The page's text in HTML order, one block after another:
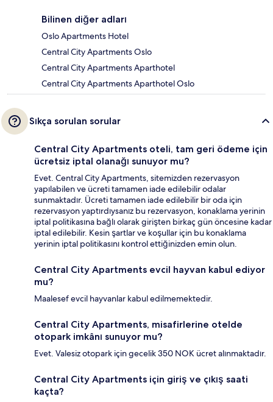
Bilinen diğer adları
Oslo Apartments Hotel
Central City Apartments Oslo
Central City Apartments Aparthotel
Central City Apartments Aparthotel Oslo
Sıkça sorulan sorular
Central City Apartments oteli, tam geri ödeme için
ücretsiz iptal olanağı sunuyor mu?
Evet. Central City Apartments, sitemizden rezervasyon
yapılabilen ve ücreti tamamen iade edilebilir odalar
sunmaktadır. Ücreti tamamen iade edilebilir bir oda için
rezervasyon yaptırdıysanız bu rezervasyon, konaklama yerinin
iptal politikasına bağlı olarak girişten birkaç gün öncesine kadar
iptal edilebilir. Kesin şartlar ve koşullar için bu konaklama
yerinin iptal politikasını kontrol ettiğinizden emin olun.
Central City Apartments evcil hayvan kabul ediyor
mu?
Maalesef evcil hayvanlar kabul edilmemektedir.
Central City Apartments, misafirlerine otelde
otopark imkânı sunuyor mu?
Evet. Valesiz otopark için gecelik 350 NOK ücret alınmaktadır.
Central City Apartments için giriş ve çıkış saati
kaçta?